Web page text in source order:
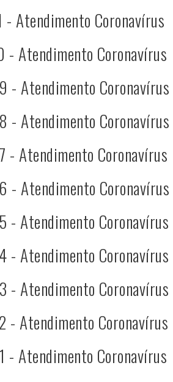
- Atendimento Coronavírus
- Atendimento Coronavírus
- Atendimento Coronavírus
- Atendimento Coronavírus
- Atendimento Coronavírus
- Atendimento Coronavírus
- Atendimento Coronavírus
- Atendimento Coronavírus
- Atendimento Coronavírus
- Atendimento Coronavírus
- Atendimento Coronavírus